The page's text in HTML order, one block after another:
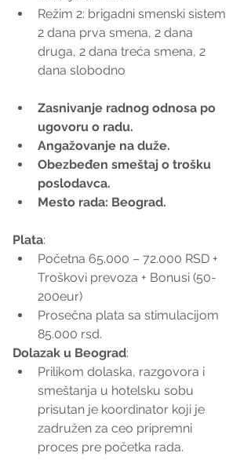
Režim 2: brigadni smenski sistem
2 dana prva smena, 2 dana
druga, 2 dana treća smena, 2
dana slobodno
Zasnivanje radnog odnosa po
ugovoru o radu.
Angažovanje na duže.
Obezbeđen smeštaj o trošku
poslodavca.
Mesto rada: Beograd.
Plata:
Početna 65.000 – 72.000 RSD +
Troškovi prevoza + Bonusi (50-
200eur)
Prosečna plata sa stimulacijom
85.000 rsd.
Dolazak u Beograd:
Prilikom dolaska, razgovora i
smeštanja u hotelsku sobu
prisutan je koordinator koji je
zadružen za ceo pripremni
proces pre početka rada.